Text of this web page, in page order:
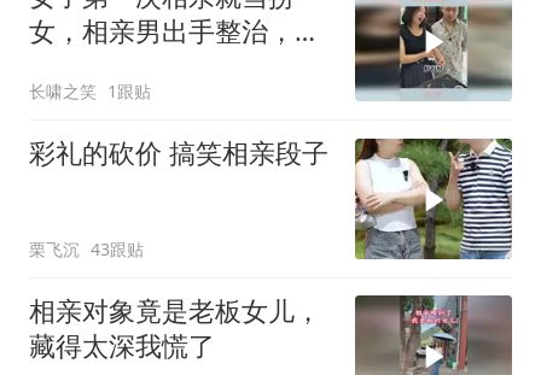
女，相亲男出手整治，女
长啸之笑 1跟贴
彩礼的砍价 搞笑相亲段子
栗飞沉 43跟贴
相亲对象竟是老板女儿，
藏得太深我慌了